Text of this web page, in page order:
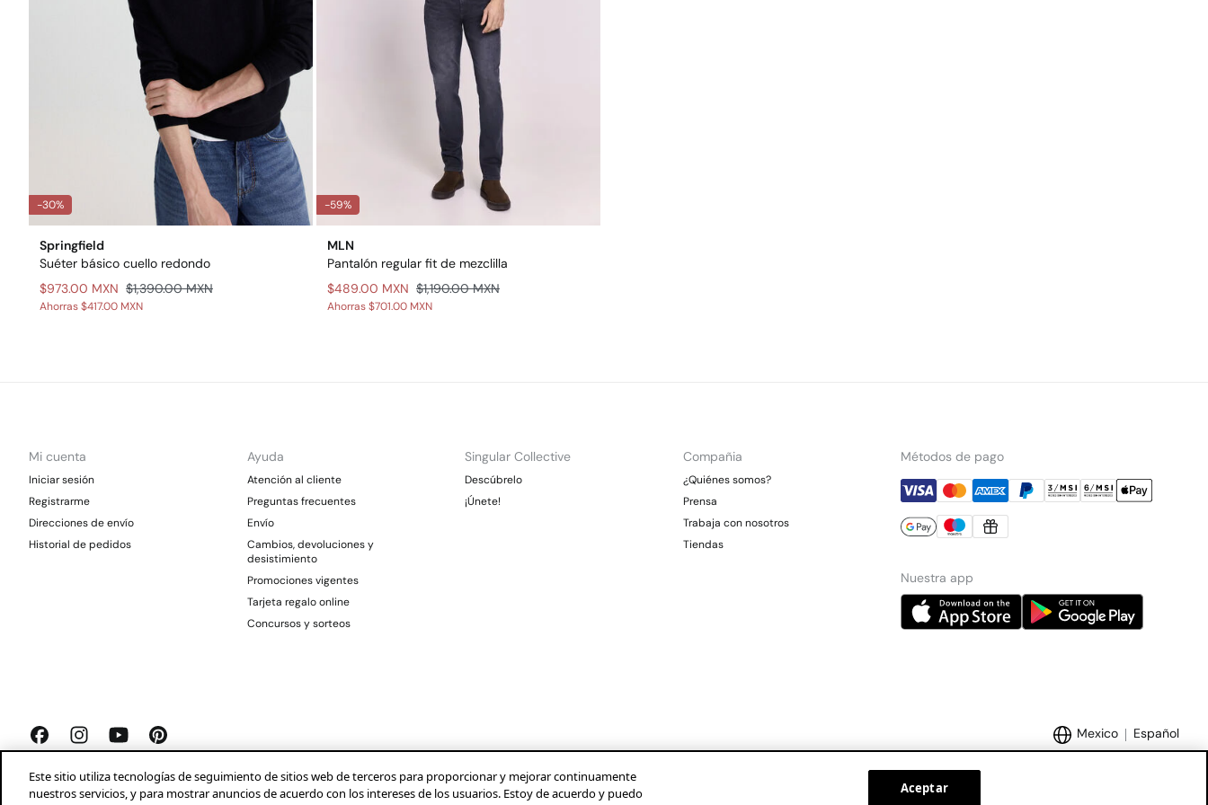
-30%
Springfield
Suéter básico cuello redondo
$973.00 MXN $1,390.00 MXN
Ahorras$417.00 MXN
-59%
MLN
Pantalón regular fit de mezclilla
$489.00 MXN $1,190.00 MXN
Ahorras$701.00 MXN
Mi cuenta
Iniciar sesión
Registrarme
Direcciones de envío
Historial de pedidos
Ayuda
Atención al cliente
Preguntas frecuentes
Envío
Cambios, devoluciones y
desistimiento
Promociones vigentes
Tarjeta regalo online
Concursos y sorteos
Singular Collective
Descúbrelo
¡Únete!
Compañia
¿Quiénes somos?
Prensa
Trabaja con nosotros
Tiendas
Métodos de pago
Nuestra app
Mexico Español
Springfield 2026© Aviso legal Condiciones generales Privacidad Profeco Condusef Marcas Tendam:
Este sitio utiliza tecnologías de seguimiento de sitios web de terceros para proporcionar y mejorar continuamente
nuestros servicios, y para mostrar anuncios de acuerdo con los intereses de los usuarios. Estoy de acuerdo y puedo
Aceptar